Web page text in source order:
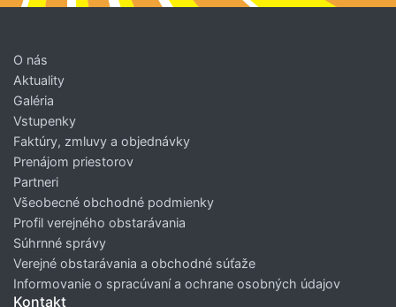
O nás
Aktuality
Galéria
Vstupenky
Faktúry, zmluvy a objednávky
Prenájom priestorov
Partneri
Všeobecné obchodné podmienky
Profil verejného obstarávania
Súhrnné správy
Verejné obstarávania a obchodné súťaže
Informovanie o spracúvaní a ochrane osobných údajov
Kontakt